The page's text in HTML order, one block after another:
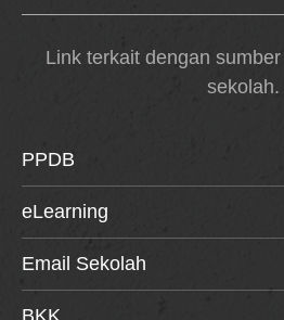
Link terkait dengan
sekolah.
PPDB
eLearning
Email Sekolah